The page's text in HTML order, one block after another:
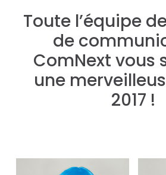
Toute l’équipe
de
ComNext vous
une
2017 !